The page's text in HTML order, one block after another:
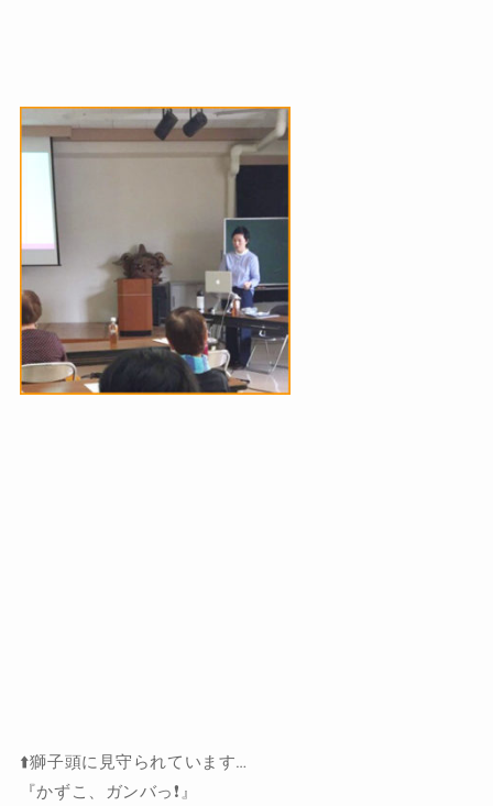
⬆️獅子頭に見守られています…
『かずこ、ガンバっ❗️』